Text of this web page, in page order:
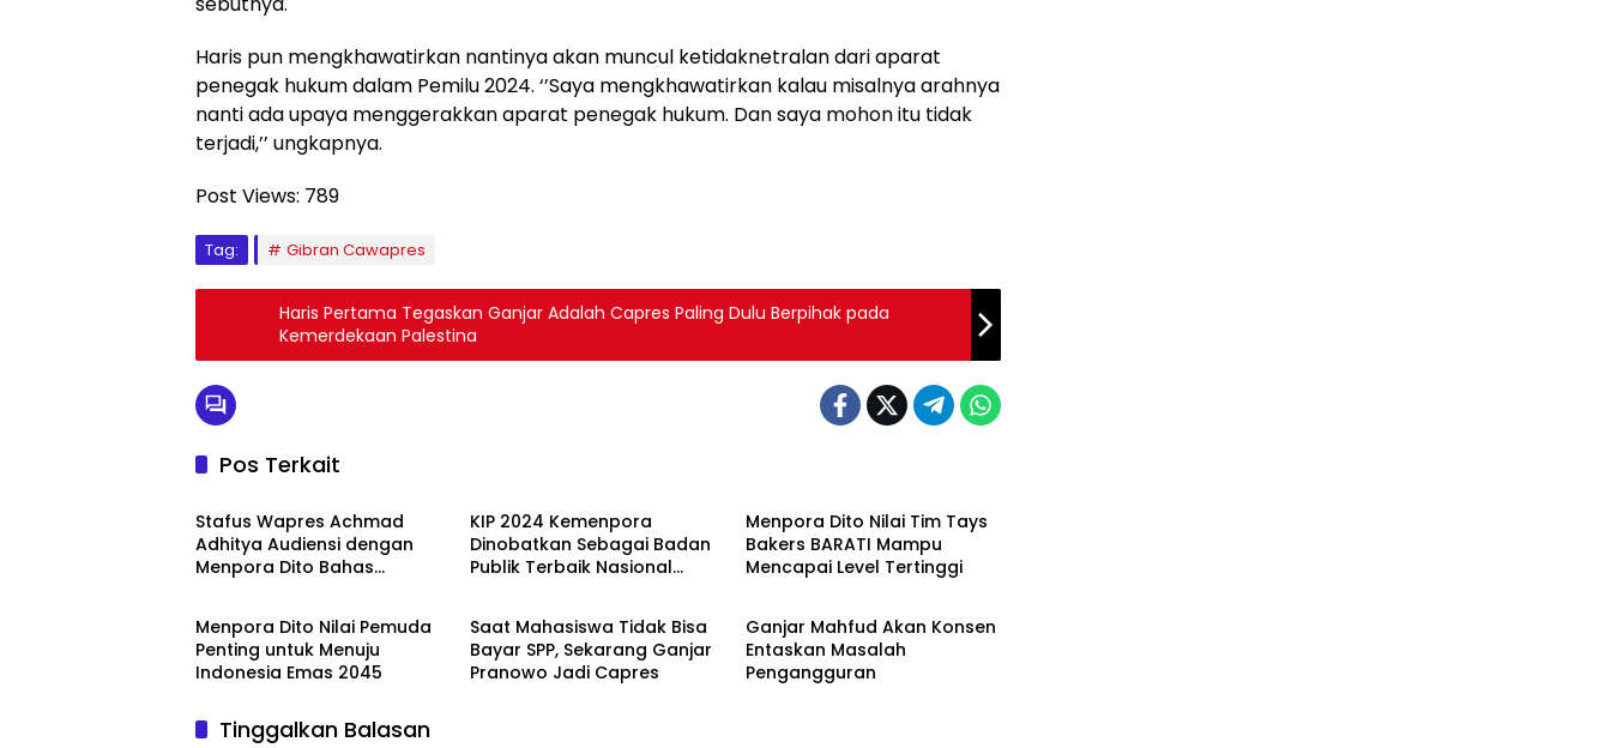
Haris pun mengkhawatirkan nantinya akan muncul ketidaknetralan dari aparat
penegak hukum dalam Pemilu 2024. ‘’Saya mengkhawatirkan kalau misalnya arahnya
nanti ada upaya menggerakkan aparat penegak hukum. Dan saya mohon itu tidak
terjadi,’’ ungkapnya.
Post Views: 789
Tag: Gibran Cawapres
Haris Pertama Tegaskan Ganjar Adalah Capres Paling Dulu Berpihak pada
Kemerdekaan Palestina
Pos Terkait
Galeri
Stafus Wapres Achmad
Adhitya Audiensi dengan
Menpora Dito Bahas
KIP 2024 Kemenpora
Dinobatkan Sebagai Badan
Publik Terbaik Nasional
Menpora Dito Nilai Tim Tays
Bakers BARATI Mampu
Mencapai Level Tertinggi
Galeri
Menpora Dito Nilai Pemuda
Penting untuk Menuju
Indonesia Emas 2045
Galeri
Saat Mahasiswa Tidak Bisa
Bayar SPP, Sekarang Ganjar
Pranowo Jadi Capres
Galeri
Ganjar Mahfud Akan Konsen
Entaskan Masalah
Pengangguran
Tinggalkan Balasan